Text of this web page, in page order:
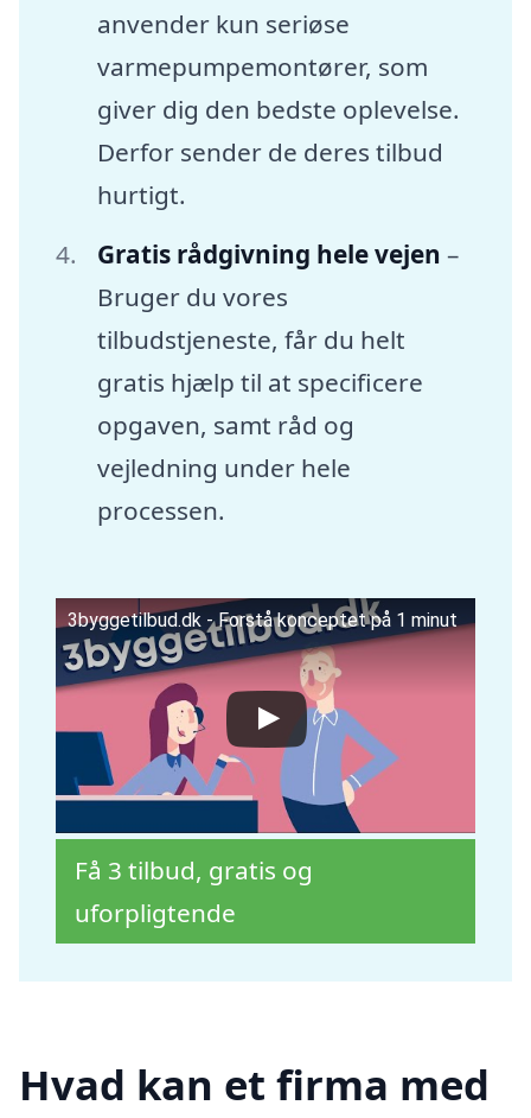
anvender kun seriøse
varmepumpemontører, som
giver dig den bedste oplevelse.
Derfor sender de deres tilbud
hurtigt.
Gratis rådgivning hele vejen –
Bruger du vores
tilbudstjeneste, får du helt
gratis hjælp til at specificere
opgaven, samt råd og
vejledning under hele
processen.
3byggetilbud.dk - Forstå konceptet på 1 minut
Få 3 tilbud, gratis og
uforpligtende
Hvad kan et firma med